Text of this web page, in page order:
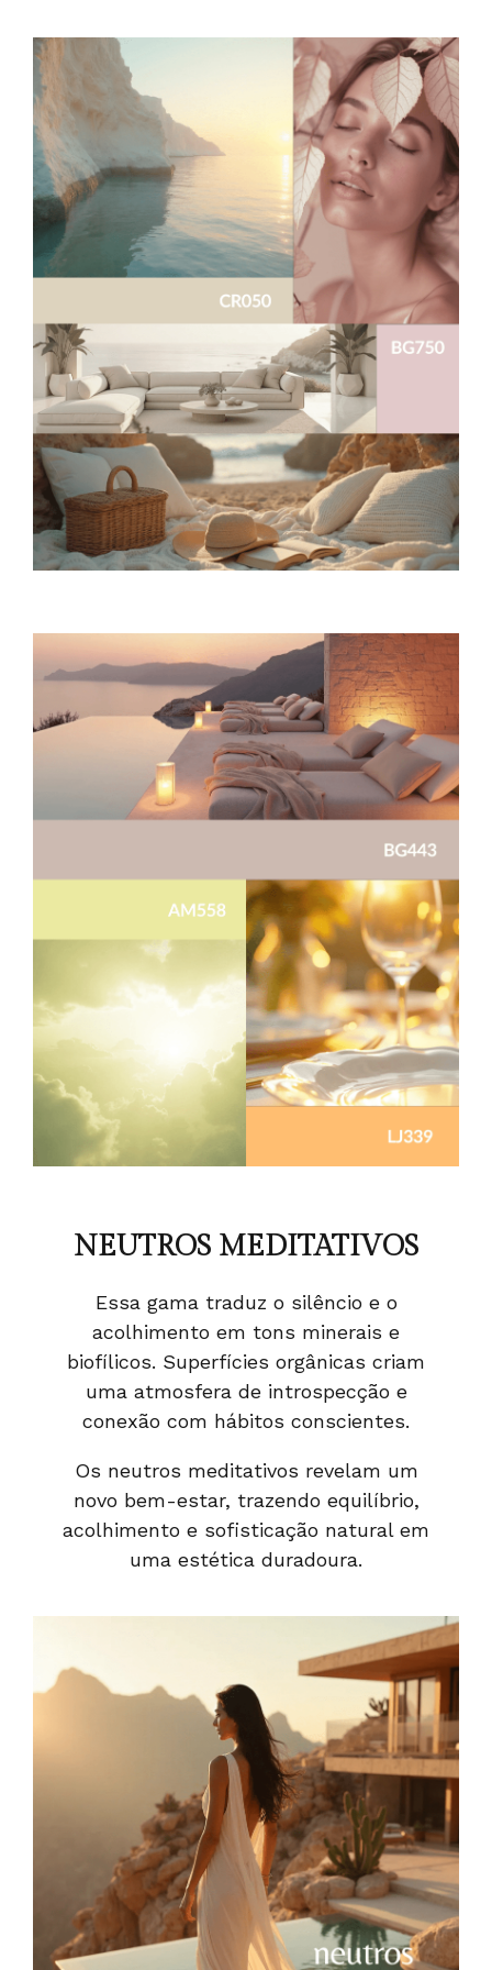
NEUTROS MEDITATIVOS
Essa gama traduz o silêncio e o
acolhimento em tons minerais e
biofílicos. Superfícies orgânicas criam
uma atmosfera de introspecção e
conexão com hábitos conscientes.
Os neutros meditativos revelam um
novo bem-estar, trazendo equilíbrio,
acolhimento e sofisticação natural em
uma estética duradoura.